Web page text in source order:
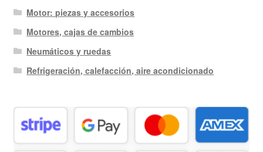
Motor: piezas y accesorios
Motores, cajas de cambios
Neumáticos y ruedas
Refrigeración, calefacción, aire acondicionado